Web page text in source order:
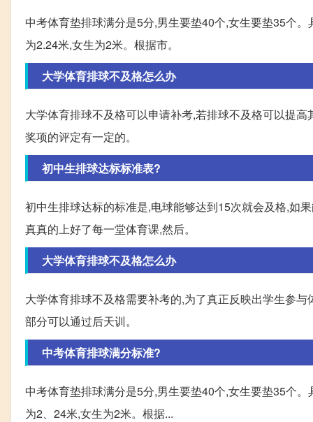
中考体育垫排球满分是5分,男生要垫40个,女生要垫35个
为2.24米,女生为2米。根据市。
大学体育排球不及格怎么办
大学体育排球不及格可以申请补考,若排球不及格可以提
奖项的评定有一定的。
初中生排球达标标准表?
初中生排球达标的标准是,电球能够达到15次就会及格,如
真真的上好了每一堂体育课,然后。
大学体育排球不及格怎么办
大学体育排球不及格需要补考的,为了真正反映出学生参
部分可以通过后天训。
中考体育排球满分标准?
中考体育垫排球满分是5分,男生要垫40个,女生要垫35个
为2、24米,女生为2米。根据...